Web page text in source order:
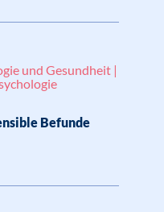
und Gesundheit |
Befunde